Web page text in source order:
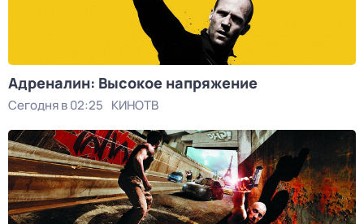
Адреналин: Высокое напряжение
Сегодня в 02:25 КИНОТВ